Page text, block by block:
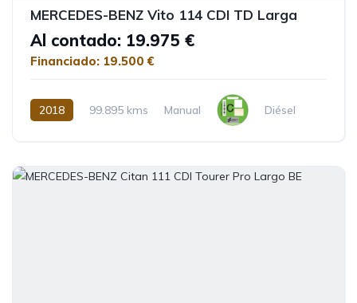
MERCEDES-BENZ Vito 114 CDI TD Larga
Al contado: 19.975 €
Financiado: 19.500 €
2018 99.895 kms Manual Diésel